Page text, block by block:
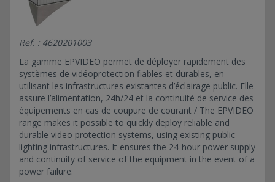
Ref. : 4620201003
La gamme EPVIDEO permet de déployer rapidement des
systèmes de vidéoprotection fiables et durables, en
utilisant les infrastructures existantes d’éclairage public. Elle
assure l’alimentation, 24h/24 et la continuité de service des
équipements en cas de coupure de courant / The EPVIDEO
range makes it possible to quickly deploy reliable and
durable video protection systems, using existing public
lighting infrastructures. It ensures the 24-hour power supply
and continuity of service of the equipment in the event of a
power failure.